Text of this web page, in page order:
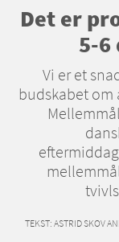
Det er
5-6
Vi er et
budskabet om
TEKST: ASTRID SKOV